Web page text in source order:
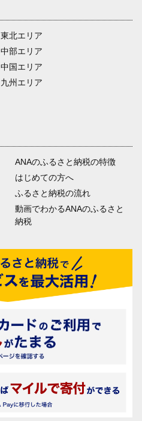
東北エリア
中部エリア
中国エリア
九州エリア
ANAのふるさと納税の特徴
はじめての方へ
ふるさと納税の流れ
動画でわかるANAのふるさと
納税